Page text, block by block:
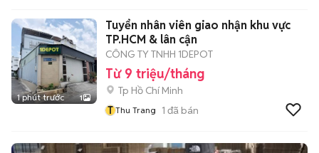
1 phút trước 1
Tuyển nhân viên giao nhận khu vực
TP.HCM & lân cận
CÔNG TY TNHH 1DEPOT
Từ 9 triệu/tháng
Tp Hồ Chí Minh
T Thu Trang 1 đã bán